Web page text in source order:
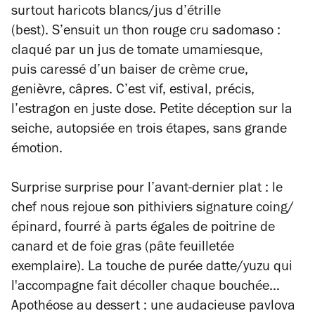
surtout haricots blancs/jus d’étrille
(best). S’ensuit un thon rouge cru sadomaso :
claqué par un jus de tomate umamiesque,
puis caressé d’un baiser de crème crue,
genièvre, câpres. C’est vif, estival, précis,
l’estragon en juste dose. Petite déception sur la
seiche, autopsiée en trois étapes, sans grande
émotion.
Surprise surprise pour l’avant-dernier plat : le
chef nous rejoue son pithiviers signature coing/
épinard, fourré à parts égales de poitrine de
canard et de foie gras (pâte feuilletée
exemplaire). La touche de purée datte/yuzu qui
l'accompagne fait décoller chaque bouchée…
Apothéose au dessert : une audacieuse pavlova